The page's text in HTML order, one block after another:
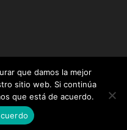
| Desarrollado por
que damos la mejor
sitio web. Si continúa
que está de acuerdo.